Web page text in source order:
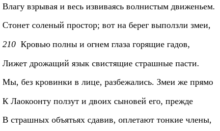
Влагу взрывая и весь извиваясь волнистым движеньем.
Стонет соленый простор; вот на берег выползли змеи,
210 Кровью полны и огнем глаза горящие гадов,
Лижет дрожащий язык свистящие страшные пасти.
Мы, без кровинки в лице, разбежались. Змеи же прямо
К Лаокоонту ползут и двоих сыновей его, прежде
В страшных объятьях сдавив, оплетают тонкие члены,